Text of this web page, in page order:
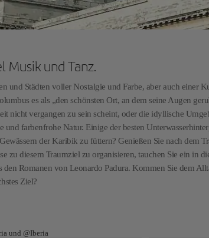
Musik und Tanz.
und Städten voller Nostalgie und Farbe, aber auch einer
es als „den schönsten Ort, an dem seine Augen
nicht vergangen zu sein scheint, oder die idyllische
farbenfrohe Natur. Einige der besten
der Karibik zu füttern? Genießen Sie nach dem
zu diesem Traumziel zu organisieren, tauchen Sie ein in
Romanen von Leonardo Padura. Kommen Sie dem
Ziel?
und @Iberia